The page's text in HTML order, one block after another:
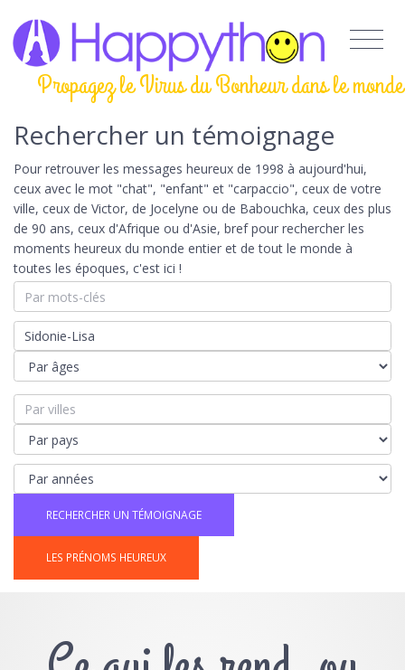
Propagez le Virus du Bonheur dans le monde
Rechercher un témoignage
Pour retrouver les messages heureux de 1998 à aujourd'hui,
ceux avec le mot "chat", "enfant" et "carpaccio", ceux de votre
ville, ceux de Victor, de Jocelyne ou de Babouchka, ceux des plus
de 90 ans, ceux d'Afrique ou d'Asie, bref pour rechercher les
moments heureux du monde entier et de tout le monde à
toutes les époques, c'est ici !
LES PRÉNOMS HEUREUX